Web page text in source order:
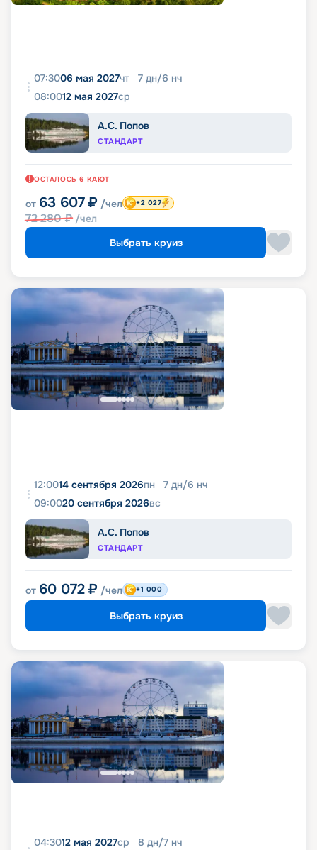
07:3006 мая 2027чт 7 дн/6 нч
08:0012 мая 2027ср
А.С. Попов
СТАНДАРТ
ОСТАЛОСЬ 6 КАЮТ
от 63 607 ₽ /чел
72 280₽ /чел
+2 027
Выбрать круиз
12:0014 сентября 2026пн 7 дн/6 нч
09:0020 сентября 2026вс
А.С. Попов
СТАНДАРТ
от 60 072 ₽ /чел +1 000
Выбрать круиз
04:3012 мая 2027ср 8 дн/7 нч